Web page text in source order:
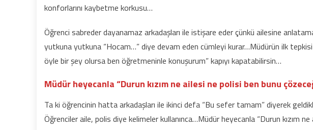
konforlarını kaybetme korkusu…
Öğrenci sabreder dayanamaz arkadaşları ile istişare eder çünkü ailesine
yutkuna yutkuna “Hocam…” diye devam eden cümleyi kurar…Müdürün ilk tepkisi
öyle bir şey olursa ben öğretmeninle konuşurum” kapıyı kapatabilirsin…
Müdür heyecanla “Durun kızım ne ailesi ne polisi ben bunu
Ta ki öğrencinin hatta arkadaşları ile ikinci defa “Bu sefer tamam” diyerek
Öğrenciler aile, polis diye kelimeler kullanınca…Müdür heyecanla “Durun kızım